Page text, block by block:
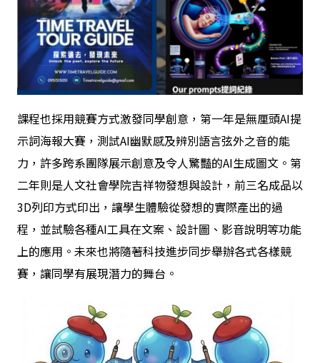
課程也採用競賽方式激發同學創意，第一年是無厘頭AI提
示詞海報大賽，測試AI幽默感及辨別語言弦外之音的能
力，許多跨系團隊展示創意及令人驚豔的AI生成圖文。第
二年則是人文社會學院吉祥物發想與設計，前三名成品以
3D列印方式印出，讓學生體驗從發想的實際產出的過
程，並試驗各種AI工具在文案、設計圖、影音說明等功能
上的應用。未來也將隨著科技進步同步舉辦各式各樣競
賽，讓同學有展現潛力的舞台。